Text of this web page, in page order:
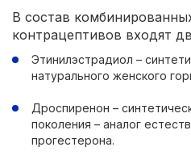
В состав
контрацептивов входят
Этинилэстрадиол –
натурального женского
Дроспиренон –
поколения – аналог
прогестерона.